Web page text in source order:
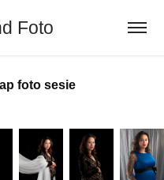
Foto
foto sesie